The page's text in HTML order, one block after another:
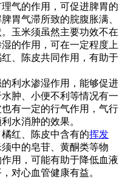
气的作用，可促进脾胃的
胃气滞所致的脘腹胀满、
玉米须虽然主要功效不在
的作用，可在一定程度上
、陈皮共同作用，有助于
利水渗湿作用，能够促进
肿、小便不利等情况有一
有一定的行气作用，气行
水消肿的效果。
红、陈皮中含有的挥发
须中的皂苷、黄酮类等物
用，可能有助于降低血液
对心血管健康有益。